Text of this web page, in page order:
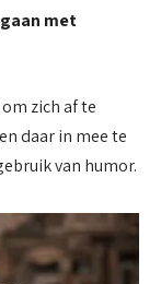
met
zich af te
daar in mee te
van humor.